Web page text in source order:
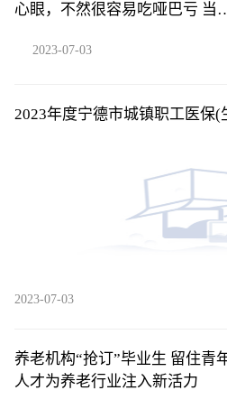
心眼，不然很容易吃哑巴亏 当
2023-07-03
2023年度宁德市城镇职工医保(
2023-07-03
养老机构“抢订”毕业生 留住青
人才为养老行业注入新活力